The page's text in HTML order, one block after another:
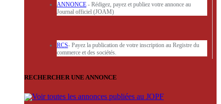
ANNONCE - Rédigez, payez et publiez votre annonce au
Journal officiel (JOAM)
RCS- Payez la publication de votre inscription au Registre du
commerce et des sociétés.
RECHERCHER UNE ANNONCE
Voir toutes les annonces publiées au JOPF